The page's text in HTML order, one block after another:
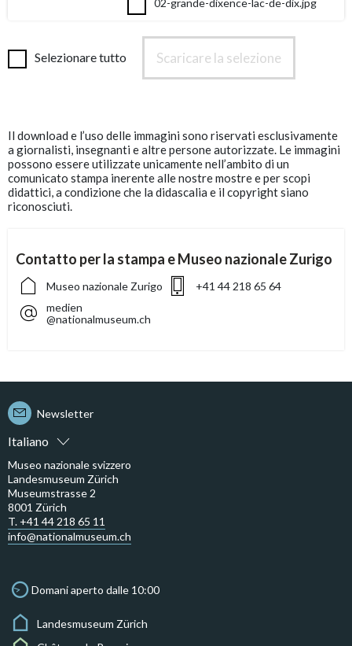
02-grande-dixence-lac-de-dix.jpg
Selezionare tutto Scaricare la selezione
Il download e l’uso delle immagini sono riservati esclusivamente
a giornalisti, insegnanti e altre persone autorizzate. Le immagini
possono essere utilizzate unicamente nell’ambito di un
comunicato stampa inerente alle nostre mostre e per scopi
didattici, a condizione che la didascalia e il copyright siano
riconosciuti.
Contatto per la stampa e Museo nazionale Zurigo
Museo nazionale Zurigo
+41 44 218 65 64
medien
@nationalmuseum.ch
Italiano
Newsletter
Museo nazionale svizzero
Landesmuseum Zürich
Museumstrasse 2
8001 Zürich
T. +41 44 218 65 11
info@nationalmuseum.ch
Domani aperto dalle 10:00
Landesmuseum Zürich